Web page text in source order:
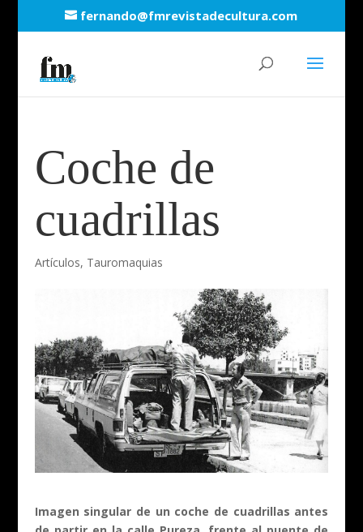
fernando@fmrevistadecultura.com
Coche de
cuadrillas
Artículos, Tauromaquias
Imagen singular de un coche de cuadrillas antes